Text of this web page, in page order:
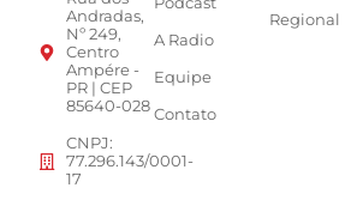
Andradas,
Nº 249,
Centro
Ampére -
PR | CEP
85640-028
CNPJ:
77.296.143/0001-
17
A Radio
Equipe
Contato
Regional